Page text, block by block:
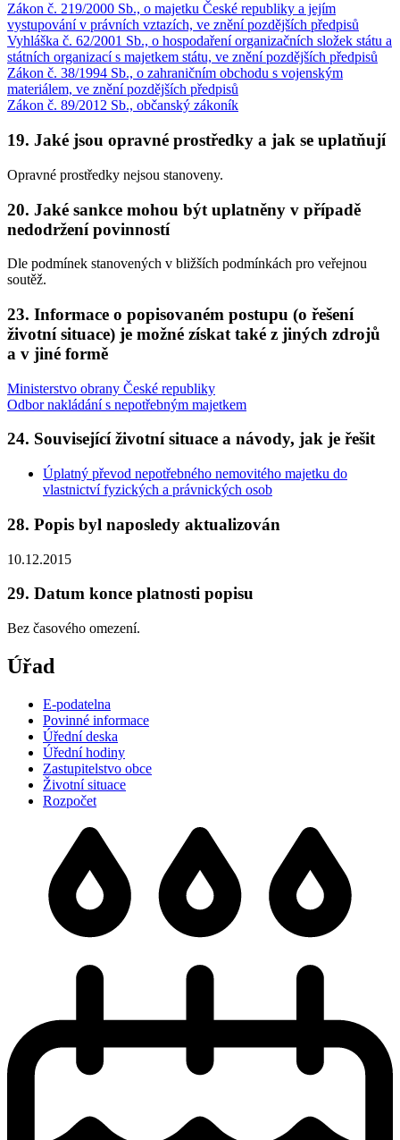
Zákon č. 219/2000 Sb., o majetku České republiky a jejím
vystupování v právních vztazích, ve znění pozdějších předpisů
Vyhláška č. 62/2001 Sb., o hospodaření organizačních složek státu a
státních organizací s majetkem státu, ve znění pozdějších předpisů
Zákon č. 38/1994 Sb., o zahraničním obchodu s vojenským
materiálem, ve znění pozdějších předpisů
Zákon č. 89/2012 Sb., občanský zákoník
19. Jaké jsou opravné prostředky a jak se uplatňují
Opravné prostředky nejsou stanoveny.
20. Jaké sankce mohou být uplatněny v případě
nedodržení povinností
Dle podmínek stanovených v bližších podmínkách pro veřejnou
soutěž.
23. Informace o popisovaném postupu (o řešení
životní situace) je možné získat také z jiných zdrojů
a v jiné formě
Ministerstvo obrany České republiky
Odbor nakládání s nepotřebným majetkem
24. Související životní situace a návody, jak je řešit
Úplatný převod nepotřebného nemovitého majetku do
vlastnictví fyzických a právnických osob
28. Popis byl naposledy aktualizován
10.12.2015
29. Datum konce platnosti popisu
Bez časového omezení.
Úřad
E-podatelna
Povinné informace
Úřední deska
Úřední hodiny
Zastupitelstvo obce
Životní situace
Rozpočet